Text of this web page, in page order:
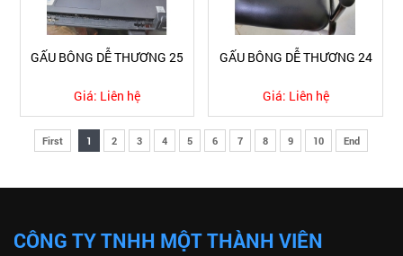
GẤU BÔNG DỄ THƯƠNG 25
Giá: Liên hệ
GẤU BÔNG DỄ THƯƠNG 24
Giá: Liên hệ
First 1 2 3 4 5 6 7 8 9 10 End
CÔNG TY TNHH MỘT THÀNH VIÊN